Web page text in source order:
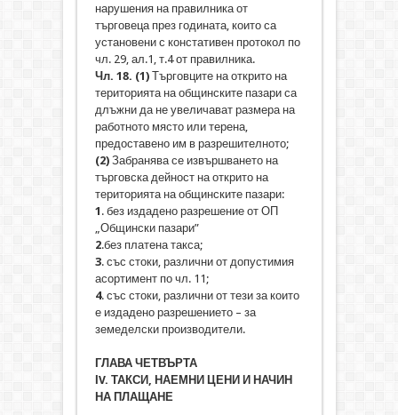
нарушения на правилника от
търговеца през годината, които са
установени с констативен протокол по
чл. 29, ал.1, т.4 от правилника.
Чл. 18. (1) Търговците на открито на
територията на общинските пазари са
длъжни да не увеличават размера на
работното място или терена,
предоставено им в разрешителното;
(2)Забранява се извършването на
търговска дейност на открито на
територията на общинските пазари:
1 . без издадено разрешение от ОП
„Общински пазари”
2.без платена такса;
3. със стоки, различни от допустимия
асортимент по чл. 11;
4. със стоки, различни от тези за които
е издадено разрешението – за
земеделски производители.
ГЛАВА ЧЕТВЪРТА
ІV. ТАКСИ, НАЕМНИ ЦЕНИ И НАЧИН
НА ПЛАЩАНЕ